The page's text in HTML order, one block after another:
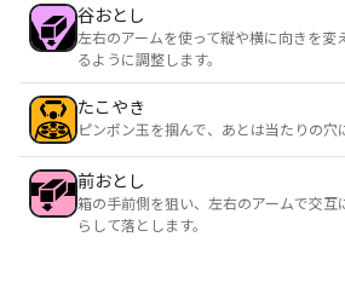
谷おとし
左右のアームを使って縦や横に向きを変
るように調整します。
たこやき
ピンポン玉を掴んで、あとは当たりの穴
前おとし
箱の手前側を狙い、左右のアームで交互
らして落とします。